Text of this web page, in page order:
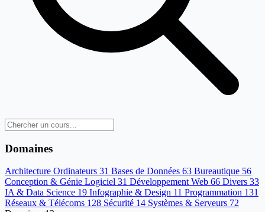
Domaines
Architecture Ordinateurs 31 Bases de Données 63 Bureautique 56
Conception & Génie Logiciel 31 Développement Web 66 Divers 33
IA & Data Science 19 Infographie & Design 11 Programmation 131
Réseaux & Télécoms 128 Sécurité 14 Systèmes & Serveurs 72